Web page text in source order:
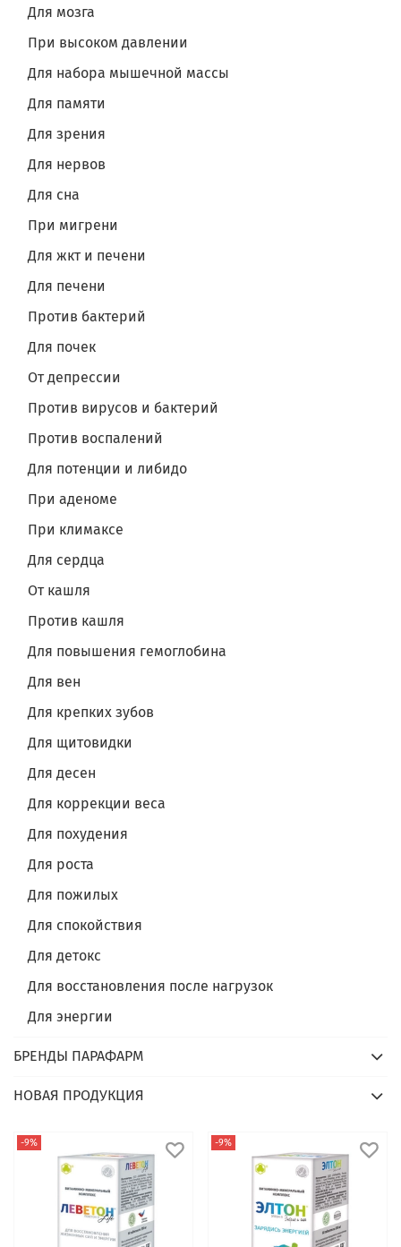
-9% -9%
Для мозга
При высоком давлении
Для набора мышечной массы
Для памяти
Для зрения
Для нервов
Для сна
При мигрени
Для жкт и печени
Для печени
Против бактерий
Для почек
От депрессии
Против вирусов и бактерий
Против воспалений
Для потенции и либидо
При аденоме
При климаксе
Для сердца
От кашля
Против кашля
Для повышения гемоглобина
Для вен
Для крепких зубов
Для щитовидки
Для десен
Для коррекции веса
Для похудения
Для роста
Для пожилых
Для спокойствия
Для детокс
Для восстановления после нагрузок
Для энергии
БРЕНДЫ ПАРАФАРМ
НОВАЯ ПРОДУКЦИЯ